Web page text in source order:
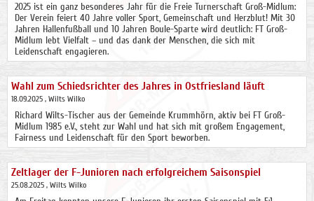
2025 ist ein ganz besonderes Jahr für die Freie Turnerschaft Groß-Midlum:
Der Verein feiert 40 Jahre voller Sport, Gemeinschaft und Herzblut! Mit 30
Jahren Hallenfußball und 10 Jahren Boule-Sparte wird deutlich: FT Groß-
Midlum lebt Vielfalt – und das dank der Menschen, die sich mit
Leidenschaft engagieren.
Wahl zum Schiedsrichter des Jahres in Ostfriesland läuft
18.09.2025 , Wilts Wilko
Richard Wilts-Tischer aus der Gemeinde Krummhörn, aktiv bei FT Groß-
Midlum 1985 e.V., steht zur Wahl und hat sich mit großem Engagement,
Fairness und Leidenschaft für den Sport beworben.
Zeltlager der F-Junioren nach erfolgreichem Saisonspiel
25.08.2025 , Wilts Wilko